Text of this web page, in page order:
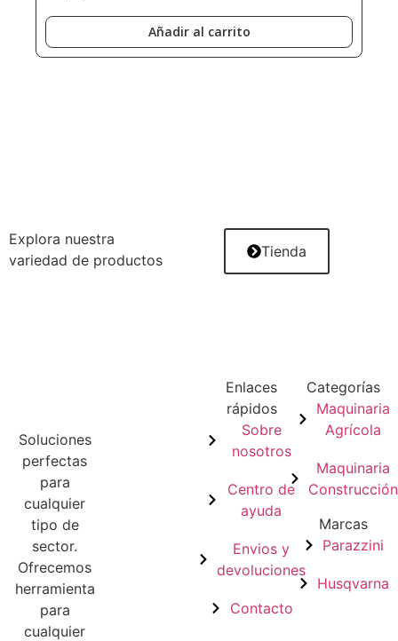
Añadir al carrito
Explora nuestra
variedad de productos
Tienda
Soluciones
perfectas
para
cualquier
tipo de
sector.
Ofrecemos
herramienta
para
cualquier
Enlaces
rápidos
Sobre
nosotros
Centro de
ayuda
Envios y
devoluciones
Contacto
Categorías
Maquinaria
Agrícola
Maquinaria
Construcción
Marcas
Parazzini
Husqvarna